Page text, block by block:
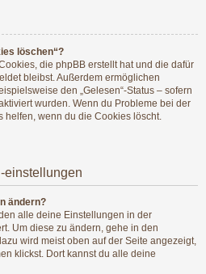
löschen“?
die phpBB erstellt hat und die dafür
bleibst. Außerdem ermöglichen
den „Gelesen“-Status – sofern
wurden. Wenn du Probleme bei der
helfen, wenn du die Cookies löscht.
einstellungen
ändern?
alle deine Einstellungen in der
Um diese zu ändern, gehe in den
wird meist oben auf der Seite angezeigt,
klickst. Dort kannst du alle deine